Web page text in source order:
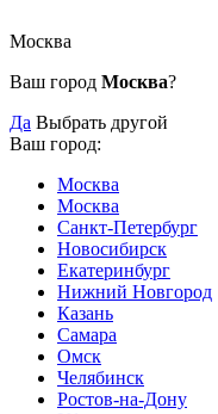
Москва
Ваш город Москва?
Да Выбрать другой
Ваш город:
Москва
Москва
Санкт-Петербург
Новосибирск
Екатеринбург
Нижний Новгород
Казань
Самара
Омск
Челябинск
Ростов-на-Дону